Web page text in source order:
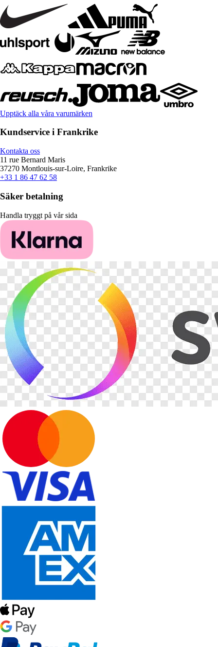
Upptäck alla våra varumärken
Kundservice i Frankrike
Kontakta oss
11 rue Bernard Maris
37270 Montlouis-sur-Loire, Frankrike
+33 1 86 47 62 58
Säker betalning
Handla tryggt på vår sida